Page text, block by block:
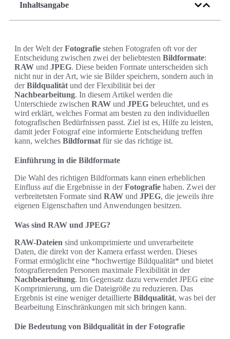
Inhaltsangabe
In der Welt derFotografie stehen Fotografen oft vor der
Entscheidung zwischen zwei der beliebtesten Bildformate:
RAW und JPEG. Diese beiden Formate unterscheiden sich
nicht nur in der Art, wie sie Bilder speichern, sondern auch in
derBildqualität und der Flexibilität bei der
Nachbearbeitung. In diesem Artikel werden die
Unterschiede zwischen RAW und JPEG beleuchtet, und es
wird erklärt, welches Format am besten zu den individuellen
fotografischen Bedürfnissen passt. Ziel ist es, Hilfe zu leisten,
damit jeder Fotograf eine informierte Entscheidung treffen
kann, welches Bildformat für sie das richtige ist.
Einführung in die Bildformate
Die Wahl des richtigen Bildformats kann einen erheblichen
Einfluss auf die Ergebnisse in derFotografie haben. Zwei der
verbreitetsten Formate sind RAW und JPEG, die jeweils ihre
eigenen Eigenschaften und Anwendungen besitzen.
Was sind RAW und JPEG?
RAW-Dateien sind unkomprimierte und unverarbeitete
Daten, die direkt von der Kamera erfasst werden. Dieses
Format ermöglicht eine *hochwertige Bildqualität* und bietet
fotografierenden Personen maximale Flexibilität in der
Nachbearbeitung. Im Gegensatz dazu verwendet JPEG eine
Komprimierung, um die Dateigröße zu reduzieren. Das
Ergebnis ist eine weniger detaillierte Bildqualität, was bei der
Bearbeitung Einschränkungen mit sich bringen kann.
Die Bedeutung von Bildqualität in der Fotografie